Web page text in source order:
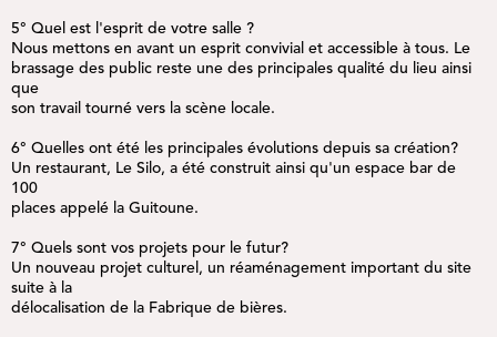
5° Quel est l'esprit de votre salle ?
Nous mettons en avant un esprit convivial et accessible à tous. Le
brassage des public reste une des principales qualité du lieu ainsi
que
son travail tourné vers la scène locale.
6° Quelles ont été les principales évolutions depuis sa création?
Un restaurant, Le Silo, a été construit ainsi qu'un espace bar de
100
places appelé la Guitoune.
7° Quels sont vos projets pour le futur?
Un nouveau projet culturel, un réaménagement important du site
suite à la
délocalisation de la Fabrique de bières.